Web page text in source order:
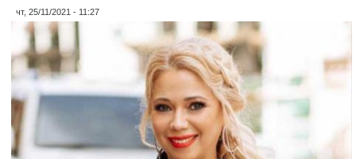
чт, 25/11/2021 - 11:27